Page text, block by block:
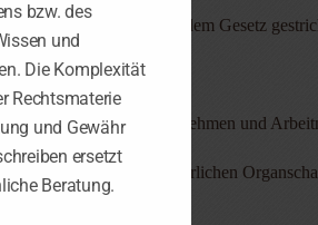
aus dem Gesetz
zurückgreifen.
sollten sich Unternehmen und
bei der ertragsteuerlichen
bzw. des
und
Die Komplexität
Rechtsmaterie
und Gewähr
ersetzt
Beratung.